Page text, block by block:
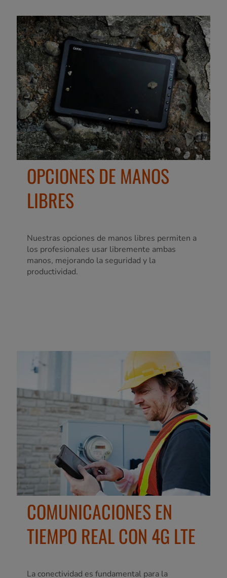
OPCIONES DE MANOS
LIBRES
Nuestras opciones de manos libres permiten a
los profesionales usar libremente ambas
manos, mejorando la seguridad y la
productividad.
COMUNICACIONES EN
TIEMPO REAL CON 4G LTE
La conectividad es fundamental para la